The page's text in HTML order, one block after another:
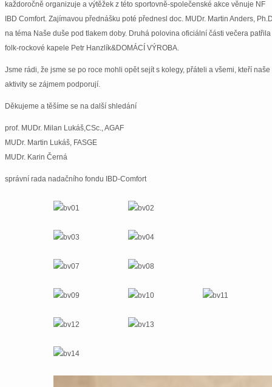
každoročně organizuje a výtěžek z této sportovně-společenské akce věnuje NF
IBD Comfort. Zajímavou přednášku poté přednesl doc. MUDr. Martin Anders,
na téma Naše duše pod tlakem doby. Druhá polovina oficiální části večera patřila
folk-rockové kapele Petr Hanzlík&DOMÁCÍ VÝROBA.
Jsme rádi, že jsme se po roce mohli opět sejít s kolegy, přáteli a všemi, kteří naše
aktivity se zájmem podporují.
Děkujeme a těšíme se na další shledání
prof. MUDr. Milan Lukáš,CSc., AGAF
MUDr. Martin Lukáš, FASGE
MUDr. Karin Černá
správní rada nadačního fondu IBD-Comfort